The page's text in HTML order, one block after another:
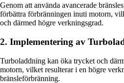
Genom att använda avancerade
förbättra förbränningen inuti motorn,
och därmed högre verkningsgrad.
2. Implementering av
Turboladdning kan öka trycket och
motorn, vilket resulterar i en högre
bränsleförbränning.